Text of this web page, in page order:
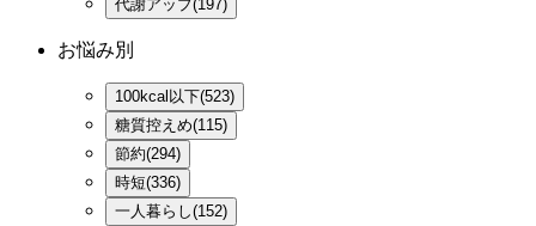
代謝アップ(197)
お悩み別
100kcal以下(523)
糖質控えめ(115)
節約(294)
時短(336)
一人暮らし(152)